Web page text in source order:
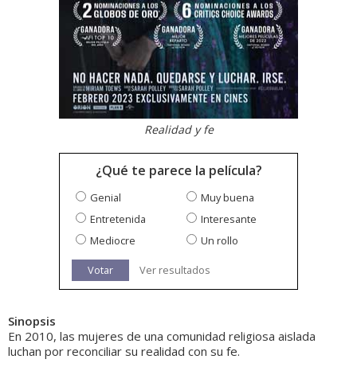
Realidad y fe
¿Qué te parece la película?
Genial
Muy buena
Entretenida
Interesante
Mediocre
Un rollo
Votar Ver resultados
Sinopsis
En 2010, las mujeres de una comunidad religiosa aislada
luchan por reconciliar su realidad con su fe.